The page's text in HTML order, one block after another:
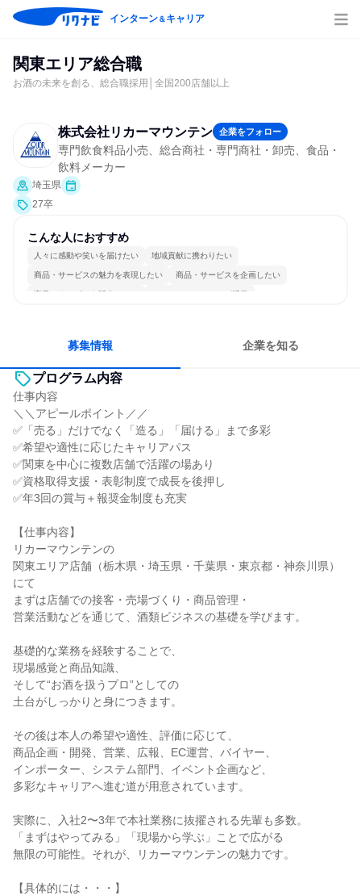
インターン＆キャリア
関東エリア総合職
お酒の未来を創る、総合職採用│全国200店舗以上
株式会社リカーマウンテン 企業をフォロー
専門飲食料品小売、総合商社・専門商社・卸売、食品・
飲料メーカー
埼玉県
27卒
こんな人におすすめ
人々に感動や笑いを届けたい 地域貢献に携わりたい
商品・サービスの魅力を表現したい 商品・サービスを企画したい
商品・サービスを販売したい コミュニケーションが活発
募集情報 企業を知る
プログラム内容
仕事内容
＼＼アピールポイント／／
✅「売る」だけでなく「造る」「届ける」まで多彩
✅希望や適性に応じたキャリアパス
✅関東を中心に複数店舗で活躍の場あり
✅資格取得支援・表彰制度で成長を後押し
✅年3回の賞与＋報奨金制度も充実
【仕事内容】
リカーマウンテンの
関東エリア店舗（栃木県・埼玉県・千葉県・東京都・神奈川県）
にて
まずは店舗での接客・売場づくり・商品管理・
営業活動などを通じて、酒類ビジネスの基礎を学びます。
基礎的な業務を経験することで、
現場感覚と商品知識、
そして“お酒を扱うプロ”としての
土台がしっかりと身につきます。
その後は本人の希望や適性、評価に応じて、
商品企画・開発、営業、広報、EC運営、バイヤー、
インポーター、システム部門、イベント企画など、
多彩なキャリアへ進む道が用意されています。
実際に、入社2〜3年で本社業務に抜擢される先輩も多数。
「まずはやってみる」「現場から学ぶ」ことで広がる
無限の可能性。それが、リカーマウンテンの魅力です。
【具体的には・・・】